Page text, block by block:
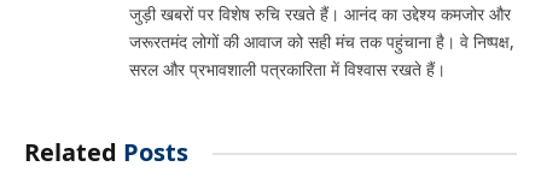
जुड़ी खबरों पर विशेष रुचि रखते हैं। आनंद का उद्देश्य कमजोर और
जरूरतमंद लोगों की आवाज को सही मंच तक पहुंचाना है। वे निष्पक्ष,
सरल और प्रभावशाली पत्रकारिता में विश्वास रखते हैं।
Related Posts